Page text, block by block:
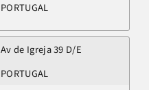
PORTUGAL
Av de Igreja 39 D/E
PORTUGAL